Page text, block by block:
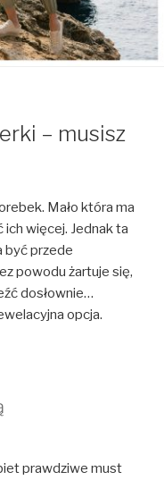
– musisz
Mało która ma
ich więcej. Jednak ta
być przede
powodu żartuje się,
dosłownie…
opcja.
prawdziwe must